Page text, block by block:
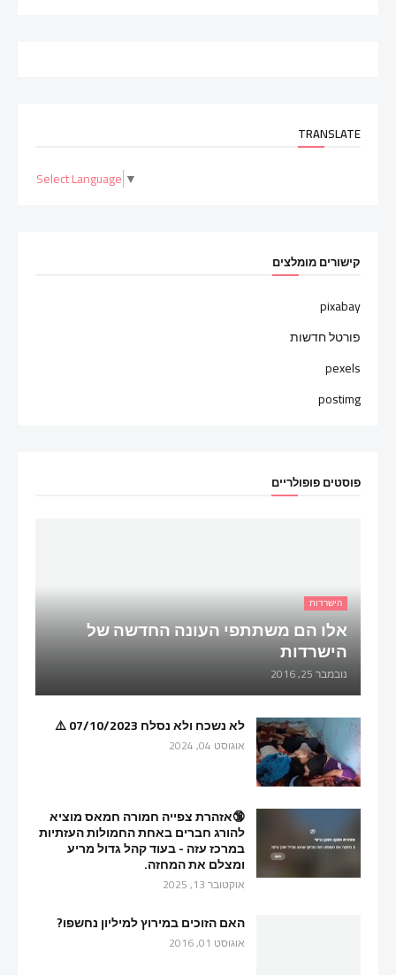
TRANSLATE
Select Language ▼
קישורים מומלצים
pixabay
פורטל חדשות
pexels
postimg
פוסטים פופולריים
הישרדות
אלו הם משתתפי העונה החדשה של
הישרדות
נובמבר 25, 2016
לא נשכח ולא נסלח 07/10/2023 ⚠️
אוגוסט 04, 2024
🔞אזהרת צפייה חמורה חמאס מוציא
להורג חברים באחת החמולות העזתיות
במרכז עזה - בעוד קהל גדול מריע
ומצלם את המחזה.
אוקטובר 13, 2025
האם הזוכים במירוץ למיליון נחשפו?
אוגוסט 01, 2016